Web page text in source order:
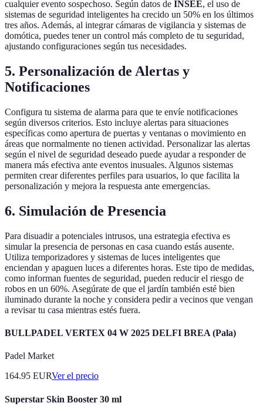
cualquier evento sospechoso. Según datos de INSEE, el uso de
sistemas de seguridad inteligentes ha crecido un 50% en los últimos
tres años. Además, al integrar cámaras de vigilancia y sistemas de
domótica, puedes tener un control más completo de tu seguridad,
ajustando configuraciones según tus necesidades.
5. Personalización de Alertas y
Notificaciones
Configura tu sistema de alarma para que te envíe notificaciones
según diversos criterios. Esto incluye alertas para situaciones
específicas como apertura de puertas y ventanas o movimiento en
áreas que normalmente no tienen actividad. Personalizar las alertas
según el nivel de seguridad deseado puede ayudar a responder de
manera más efectiva ante eventos inusuales. Algunos sistemas
permiten crear diferentes perfiles para usuarios, lo que facilita la
personalización y mejora la respuesta ante emergencias.
6. Simulación de Presencia
Para disuadir a potenciales intrusos, una estrategia efectiva es
simular la presencia de personas en casa cuando estás ausente.
Utiliza temporizadores y sistemas de luces inteligentes que
enciendan y apaguen luces a diferentes horas. Este tipo de medidas,
como informan fuentes de seguridad, pueden reducir el riesgo de
robos en un 60%. Asegúrate de que el jardín también esté bien
iluminado durante la noche y considera pedir a vecinos que vengan
a revisar tu casa mientras estés fuera.
BULLPADEL VERTEX 04 W 2025 DELFI BREA (Pala)
Padel Market
164.95 EURVer el precio
Superstar Skin Booster 30 ml